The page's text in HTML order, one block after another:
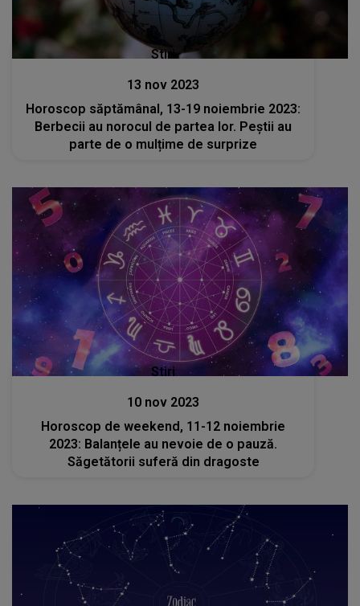
Stiri
13 nov 2023
Horoscop săptămânal, 13-19 noiembrie 2023:
Berbecii au norocul de partea lor. Peștii au
parte de o mulțime de surprize
Stiri
10 nov 2023
Horoscop de weekend, 11-12 noiembrie
2023: Balanțele au nevoie de o pauză.
Săgetătorii suferă din dragoste